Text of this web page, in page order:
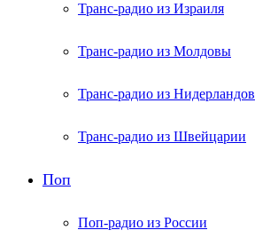
Транс-радио из Израиля
Транс-радио из Молдовы
Транс-радио из Нидерландов
Транс-радио из Швейцарии
Поп
Поп-радио из России